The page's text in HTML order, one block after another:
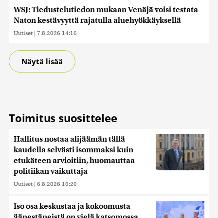
WSJ: Tiedustelutiedon mukaan Venäjä voisi testata
Naton kestävyyttä rajatulla aluehyökkäyksellä
Uutiset | 7.8.2026 14:16
Näytä lisää
Toimitus suosittelee
Hallitus nostaa alijäämän tällä
kaudella selvästi isommaksi kuin
etukäteen arvioitiin, huomauttaa
politiikan vaikuttaja
Uutiset | 6.8.2026 16:20
Iso osa keskustaa ja kokoomusta